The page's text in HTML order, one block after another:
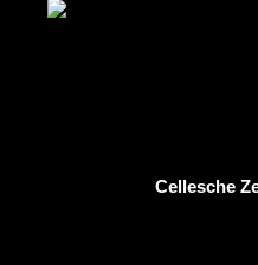
Cellesche